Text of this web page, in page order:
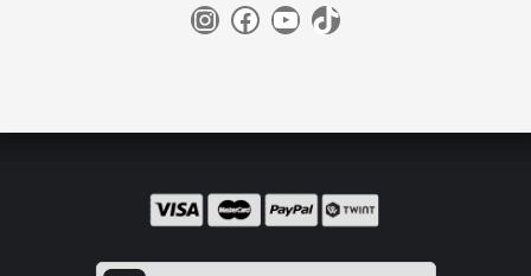
Instagram Facebook YouTube TikTok